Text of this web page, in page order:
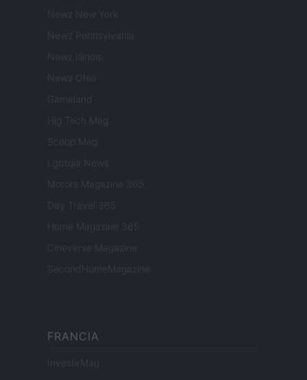
Newz New York
Newz Pennsylvania
Newz Illinois
Newz Ohio
Gameland
Hig Tech Mag
Scoop Mag
Lgbtqia News
Motors Magazine 365
Day Travel 365
Home Magazine 365
Cineverse Magazine
SecondHomeMagazine
FRANCIA
InvestirMag